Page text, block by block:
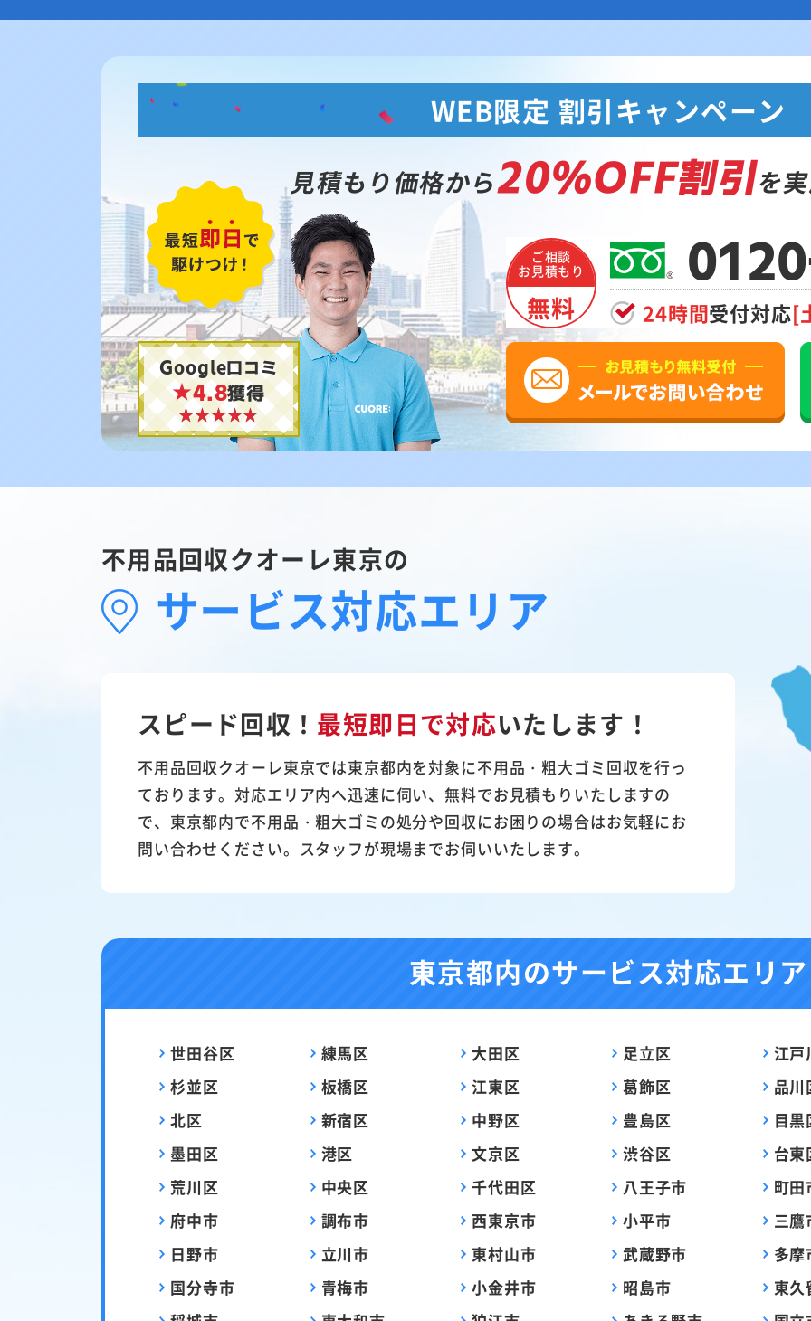
Google口コミ
★4.8獲得
WEB限定 割引キャンペーン
見積もり価格から20%OFF割引を
ご相談
お見積もり
無料 24時間受付対応[
不用品回収クオーレ東京の
サービス対応エリア
スピード回収！ 最短即日で対応いたします！
不用品回収クオーレ東京では東京都内を対象に不用品・粗大ゴミ回収を行っ
ております。対応エリア内へ迅速に伺い、無料でお見積もりいたしますの
で、東京都内で不用品・粗大ゴミの処分や回収にお困りの場合はお気軽にお
問い合わせください。スタッフが現場までお伺いいたします。
東京都内のサービス対応エリア
世田谷区 練馬区 大田区 足立区
江戸
杉並区
板橋区 江東区 葛飾区
品川
北区
新宿区 中野区 豊島区
目黒
墨田区
港区 文京区 渋谷区
台東
荒川区
中央区 千代田区 八王子市
町田
府中市
調布市 西東京市 小平市
三鷹
日野市
立川市 東村山市 武蔵野市
多摩
国分寺市
青梅市 小金井市 昭島市
東